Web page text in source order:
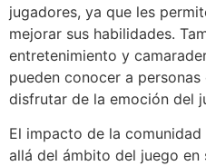
jugadores, ya que les
mejorar sus habilidades.
entretenimiento y
pueden conocer a
disfrutar de la emoción del
El impacto de la
allá del ámbito del juego en